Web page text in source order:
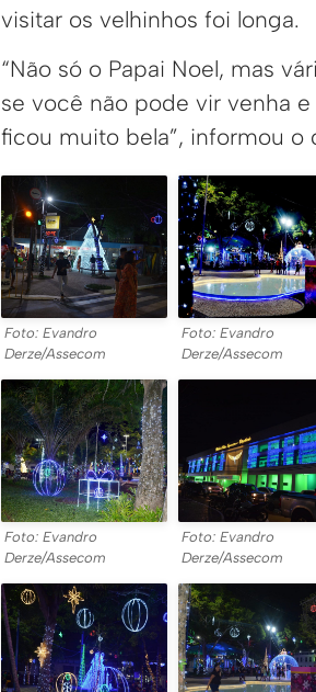
visitar os velhinhos foi longa.
“Não só o Papai Noel, mas
se você não pode vir venha
ficou muito bela”, informou
Foto: Evandro
Derze/Assecom
Foto: Evandro
Derze/Assecom
Foto: Evandro
Derze/Assecom
Foto: Evandro
Derze/Assecom